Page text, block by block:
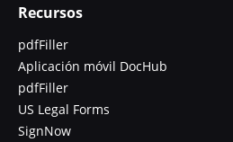
Recursos
pdfFiller
Aplicación móvil DocHub
pdfFiller
US Legal Forms
SignNow